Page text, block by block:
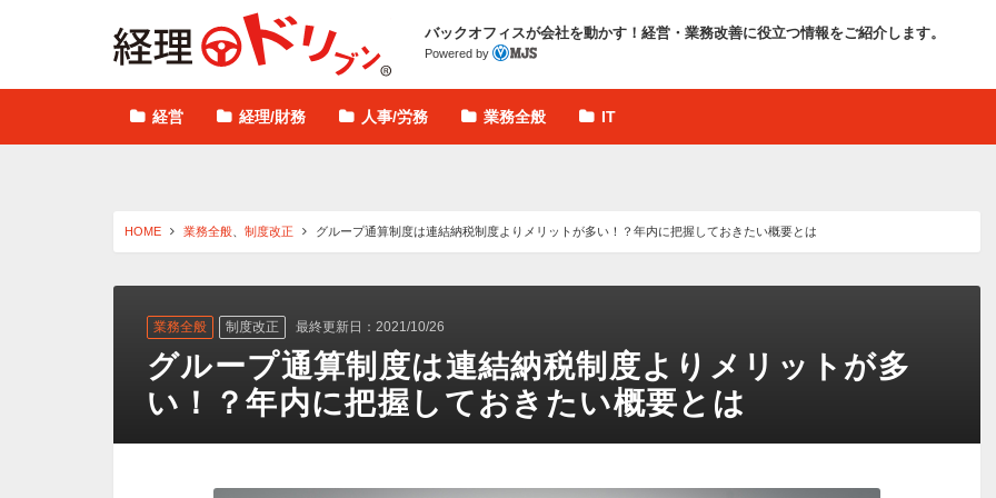
バックオフィスが会社を動かす！ 経営・業務改善に役立つ情報をご紹介します。
Powered by
経営 経理/財務 人事/労務 業務全般 IT
HOME 業務全般 制度改正 グループ通算制度は連結納税制度よりメリットが多い！？年内に把握しておきたい概要とは
業務全般 制度改正 最終更新日：2021/10/26
グループ通算制度は連結納税制度よりメリットが多
い！？年内に把握しておきたい概要とは